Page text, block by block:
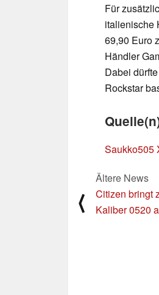
Für
italienische
69,90 Euro
Händler
Dabei
Rockstar
Saukko505
⟨
Ältere News
Citizen bringt
Kaliber 0520